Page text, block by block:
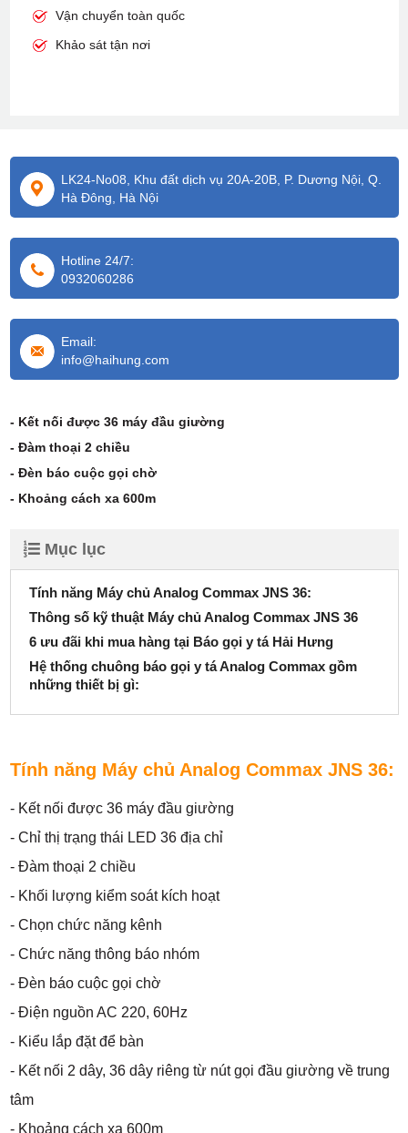
Vận chuyển toàn quốc
Khảo sát tận nơi
LK24-No08, Khu đất dịch vụ 20A-20B, P. Dương Nội, Q.
Hà Đông, Hà Nội
Hotline 24/7:
0932060286
Email:
info@haihung.com
- Kết nối được 36 máy đầu giường
- Đàm thoại 2 chiều
- Đèn báo cuộc gọi chờ
- Khoảng cách xa 600m
Mục lục
Tính năng Máy chủ Analog Commax JNS 36:
Thông số kỹ thuật Máy chủ Analog Commax JNS 36
6 ưu đãi khi mua hàng tại Báo gọi y tá Hải Hưng
Hệ thống chuông báo gọi y tá Analog Commax gồm
những thiết bị gì:
Tính năng Máy chủ Analog Commax JNS 36:
- Kết nối được 36 máy đầu giường
- Chỉ thị trạng thái LED 36 địa chỉ
- Đàm thoại 2 chiều
- Khối lượng kiểm soát kích hoạt
- Chọn chức năng kênh
- Chức năng thông báo nhóm
- Đèn báo cuộc gọi chờ
- Điện nguồn AC 220, 60Hz
- Kiểu lắp đặt để bàn
- Kết nối 2 dây, 36 dây riêng từ nút gọi đầu giường về trung
tâm
- Khoảng cách xa 600m